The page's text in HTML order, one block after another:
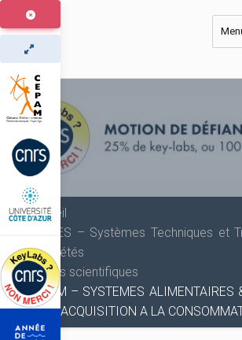
au
contenu
principal
Accueil
SYTES – Systèmes Techniques et
Sociétés
Pôles scientifiques
MIAM – SYSTEMES ALIMENTAIRES
DE L’ACQUISITION A LA